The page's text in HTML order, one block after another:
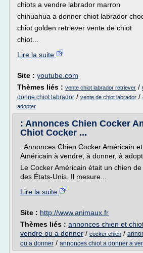
chiots a vendre labrador marron
chihuahua a donner chiot labrador
chiot golden retriever vente de chiot
chiot...
Lire la suite
Site : youtube.com
Thèmes liés : vente chiot labrador retriever /
donne chiot labrador / vente de chiot labrador /
adopter
: Annonces Chien Cocker
Chiot Cocker ...
: Annonces Chien Cocker Américain
Américain à vendre, à donner, à
Le Cocker Américain était un chien
des États-Unis. Il mesure...
Lire la suite
Site : http://www.animaux.fr
Thèmes liés : annonces chien et
vendre ou a donner / cocker chien /
ou a donner / annonces chiot a donner a